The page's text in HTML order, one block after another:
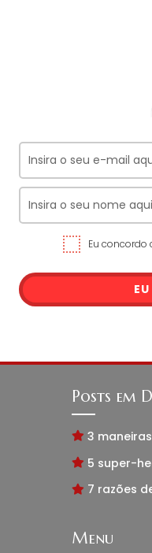
Eu concordo
Posts em
3
5 super-
7 razões
Menu